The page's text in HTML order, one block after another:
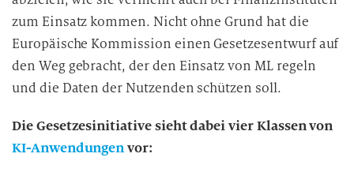
zum Einsatz kommen. Nicht ohne Grund hat die
Europäische Kommission einen Gesetzesentwurf auf
den Weg gebracht, der den Einsatz von ML regeln
und die Daten der Nutzenden schützen soll.
Die Gesetzesinitiative sieht dabei vier Klassen von
KI-Anwendungenvor: